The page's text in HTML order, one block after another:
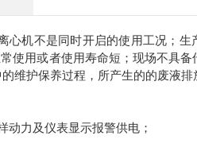
机不是同时开启的使用工况；生
使用或者使用寿命短；现场不具备
维护保养过程，所产生的的废液排
力及仪表显示报警供电；